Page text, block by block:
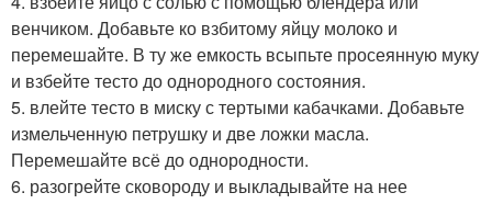
венчиком. Добавьте ко взбитому яйцу молоко и
перемешайте. В ту же емкость всыпьте просеянную муку
и взбейте тесто до однородного состояния.
5. влейте тесто в миску с тертыми кабачками. Добавьте
измельченную петрушку и две ложки масла.
Перемешайте всё до однородности.
6. разогрейте сковороду и выкладывайте на нее